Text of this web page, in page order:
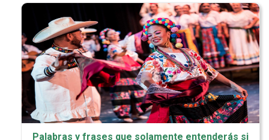
Palabras y frases que solamente entenderás si